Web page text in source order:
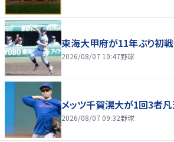
東海大甲府が11年ぶり初
2026/08/07 10:47野球
メッツ千賀滉大が1回3者
2026/08/07 09:32野球